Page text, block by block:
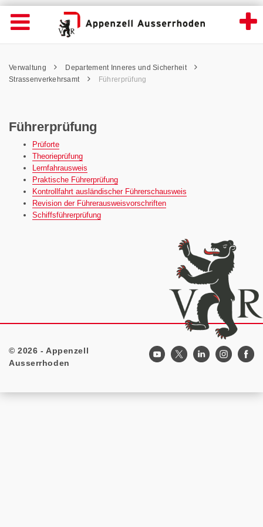
Führerprüfung - Appenzell Ausserrhoden
Wichtige
Seiten
Home
Inhalt
Kontakt
Navigation öffnen
Inhalt
Pfadnavigation
Verwaltung
Departement Inneres und Sicherheit
Strassenverkehrsamt
Führerprüfung
Führerprüfung
Prüforte
Theorieprüfung
Lernfahrausweis
Praktische Führerprüfung
Kontrollfahrt ausländischer Führerschausweis
Revision der Führerausweisvorschriften
Schiffsführerprüfung
Footer
© 2026 - Appenzell
Ausserrhoden